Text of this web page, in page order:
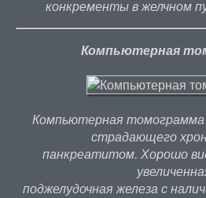
конкременты в желчном
Компьютерная
Компьютерная томограмма
страдающего
панкреатитом. Хорошо
поджелудочная железа с